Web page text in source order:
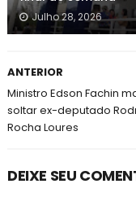
Julho 28, 2026
ANTERIOR
Ministro Edson Fachin
soltar ex-deputado
Rocha Loures
DEIXE SEU